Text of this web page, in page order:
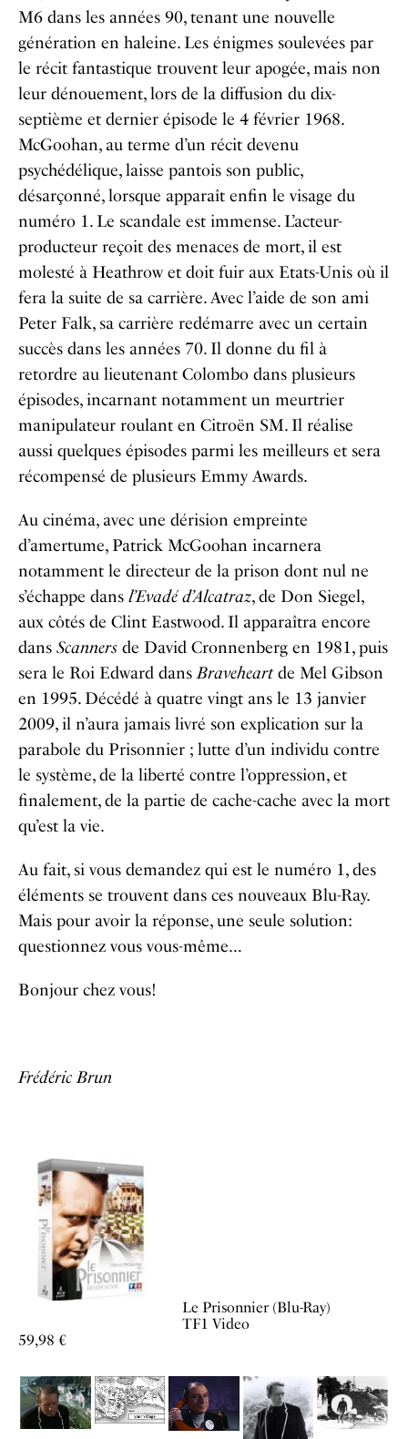
M6 dans les années 90, tenant une nouvelle
génération en haleine. Les énigmes soulevées par
le récit fantastique trouvent leur apogée, mais non
leur dénouement, lors de la diffusion du dix-
septième et dernier épisode le 4 février 1968.
McGoohan, au terme d’un récit devenu
psychédélique, laisse pantois son public,
désarçonné, lorsque apparaît enfin le visage du
numéro 1. Le scandale est immense. L’acteur-
producteur reçoit des menaces de mort, il est
molesté à Heathrow et doit fuir aux Etats-Unis où il
fera la suite de sa carrière. Avec l’aide de son ami
Peter Falk, sa carrière redémarre avec un certain
succès dans les années 70. Il donne du fil à
retordre au lieutenant Colombo dans plusieurs
épisodes, incarnant notamment un meurtrier
manipulateur roulant en Citroën SM. Il réalise
aussi quelques épisodes parmi les meilleurs et sera
récompensé de plusieurs Emmy Awards.
Au cinéma, avec une dérision empreinte
d’amertume, Patrick McGoohan incarnera
notamment le directeur de la prison dont nul ne
s’échappe dans l’Evadé d’Alcatraz, de Don Siegel,
aux côtés de Clint Eastwood. Il apparaîtra encore
dans Scanners de David Cronnenberg en 1981, puis
sera le Roi Edward dansBraveheartde Mel Gibson
en 1995. Décédé à quatre vingt ans le 13 janvier
2009, il n’aura jamais livré son explication sur la
parabole du Prisonnier ; lutte d’un individu contre
le système, de la liberté contre l’oppression, et
finalement, de la partie de cache-cache avec la mort
qu’est la vie.
Au fait, si vous demandez qui est le numéro 1, des
éléments se trouvent dans ces nouveaux Blu-Ray.
Mais pour avoir la réponse, une seule solution:
questionnez vous vous-même…
Bonjour chez vous!
Frédéric Brun
Le Prisonnier (Blu-Ray)
TF1 Video
59,98 €